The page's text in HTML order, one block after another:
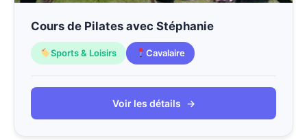
Cours de Pilates avec Stéphanie
Sports & Loisirs Cavalaire
Voir les détails →